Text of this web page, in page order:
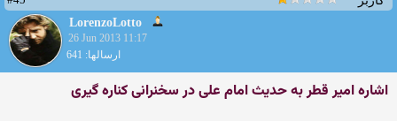
LorenzoLotto
26 Jun 2013 11:17
ارسالها: 641
اشاره امیر قطر به حدیث امام علی در سخنرانی کناره گیری